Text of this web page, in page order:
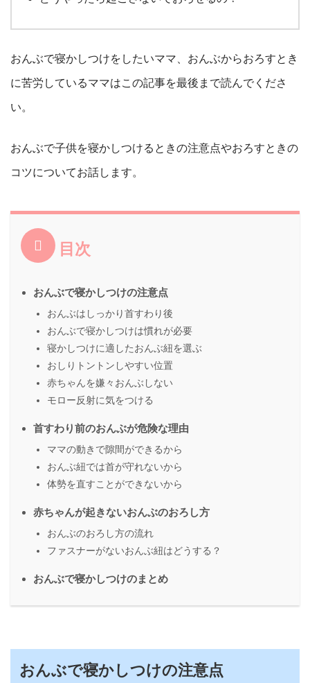
おんぶで寝かしつけをしたいママ、おんぶからおろすとき
に苦労しているママはこの記事を最後まで読んでくださ
い。
おんぶで子供を寝かしつけるときの注意点やおろすときの
コツについてお話します。
目次
おんぶで寝かしつけの注意点
おんぶはしっかり首すわり後
おんぶで寝かしつけは慣れが必要
寝かしつけに適したおんぶ紐を選ぶ
おしりトントンしやすい位置
赤ちゃんを嫌々おんぶしない
モロー反射に気をつける
首すわり前のおんぶが危険な理由
ママの動きで隙間ができるから
おんぶ紐では首が守れないから
体勢を直すことができないから
赤ちゃんが起きないおんぶのおろし方
おんぶのおろし方の流れ
ファスナーがないおんぶ紐はどうする？
おんぶで寝かしつけのまとめ
おんぶで寝かしつけの注意点